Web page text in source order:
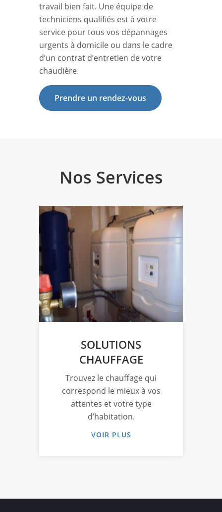
travail bien fait. Une équipe de
techniciens qualifiés est à votre
service pour tous vos dépannages
urgents à domicile ou dans le cadre
d’un contrat d’entretien de votre
chaudière.
Prendre un rendez-vous
Nos Services
SOLUTIONS
CHAUFFAGE
Trouvez le chauffage qui
correspond le mieux à vos
attentes et votre type
d’habitation.
VOIR PLUS